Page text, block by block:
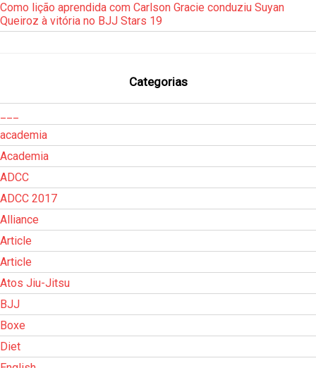
Como lição aprendida com Carlson Gracie conduziu Suyan
Queiroz à vitória no BJJ Stars 19
Categorias
academia
Academia
ADCC
ADCC 2017
Alliance
Article
Article
Atos Jiu-Jitsu
BJJ
Boxe
Diet